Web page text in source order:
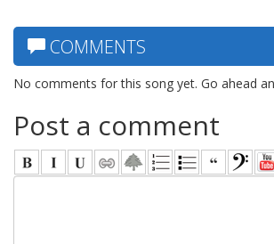
COMMENTS
No comments for this song yet. Go ahead
Post a comment